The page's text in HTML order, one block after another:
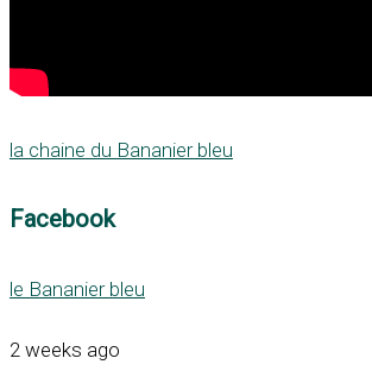
la chaine du Bananier bleu
Facebook
le Bananier bleu
2 weeks ago